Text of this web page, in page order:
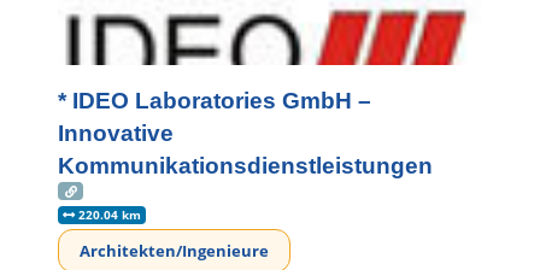
* IDEO Laboratories GmbH –
Innovative
Kommunikationsdienstleistungen
220.04 km
Architekten/Ingenieure